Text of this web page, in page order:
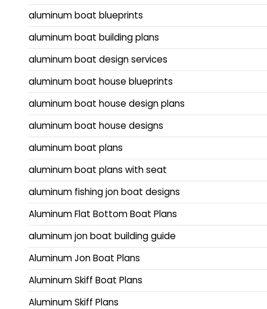
aluminum boat blueprints
aluminum boat building plans
aluminum boat design services
aluminum boat house blueprints
aluminum boat house design plans
aluminum boat house designs
aluminum boat plans
aluminum boat plans with seat
aluminum fishing jon boat designs
Aluminum Flat Bottom Boat Plans
aluminum jon boat building guide
Aluminum Jon Boat Plans
Aluminum Skiff Boat Plans
Aluminum Skiff Plans